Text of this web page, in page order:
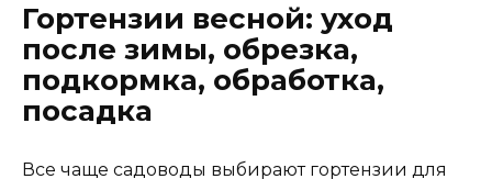
Гортензии весной: уход
после зимы, обрезка,
подкормка, обработка,
посадка
Все чаще садоводы выбирают гортензии для